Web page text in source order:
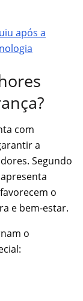
após a
com
a
Segundo
o
e bem-estar.
o